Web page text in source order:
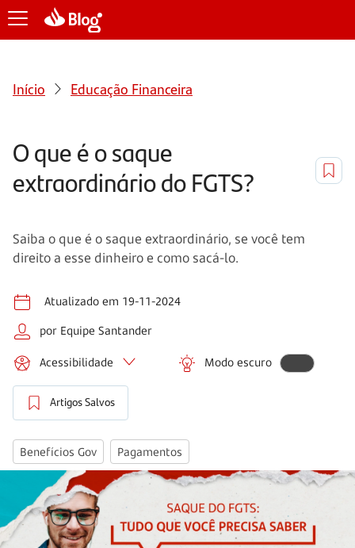
Início Educação Financeira
O que é o saque
extraordinário do FGTS?
Saiba o que é o saque extraordinário, se você tem
direito a esse dinheiro e como sacá-lo.
Atualizado em 19-11-2024
por Equipe Santander
Acessibilidade Modo escuro
Artigos Salvos
Benefícios Gov Pagamentos